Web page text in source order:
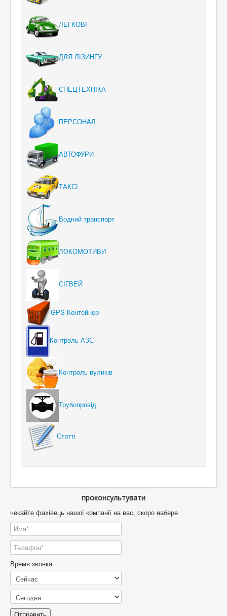
ЛЕГКОВІ
ДЛЯ ЛІЗИНГУ
СПЕЦТЕХНІКА
ПЕРСОНАЛ
АВТОФУРИ
ТАКСІ
Водний транспорт
ЛОКОМОТИВИ
СІГВЕЙ
GPS Контейнер
Контроль АЗС
Контроль вуликів
Трубопровід
Статті
проконсультувати
чекайте фахівець нашої компанії на вас, скоро набере
Время звонка